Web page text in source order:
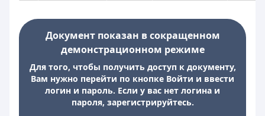
Документ показан в сокращенном
демонстрационном режиме
Для того, чтобы получить доступ к документу,
Вам нужно перейти по кнопке Войти и ввести
логин и пароль. Если у вас нет логина и
пароля, зарегистрируйтесь.